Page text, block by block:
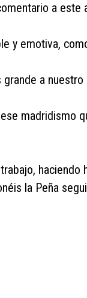
a este
y emotiva,
a
madridismo
haciendo
la Peña